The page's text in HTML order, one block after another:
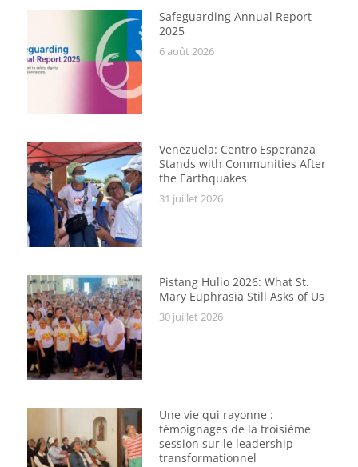
Safeguarding Annual Report
2025
6 août 2026
Venezuela: Centro Esperanza
Stands with Communities After
the Earthquakes
31 juillet 2026
Pistang Hulio 2026: What St.
Mary Euphrasia Still Asks of Us
30 juillet 2026
Une vie qui rayonne :
témoignages de la troisième
session sur le leadership
transformationnel